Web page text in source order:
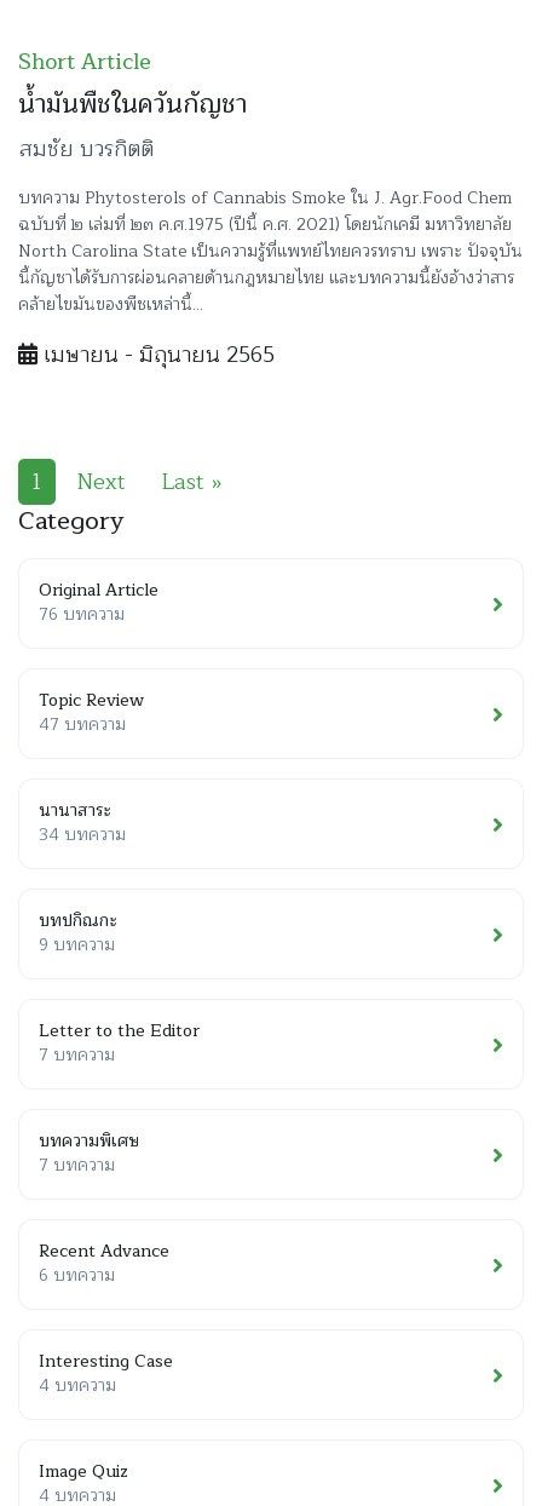
Short Article
น้ำมันพืชในควันกัญชา
สมชัย บวรกิตติ
บทความ Phytosterols of Cannabis Smoke ใน J. Agr.Food Chem
ฉบับที่ ๒ เล่มที่ ๒๓ ค.ศ.1975 (ปีนี้ ค.ศ. 2021) โดยนักเคมี มหาวิทยาลัย
North Carolina State เป็นความรู้ที่แพทย์ไทยควรทราบ เพราะ ปัจจุบัน
นี้กัญชาได้รับการผ่อนคลายด้านกฎหมายไทย และบทความนี้ยังอ้างว่าสาร
คล้ายไขมันของพืชเหล่านี้...
เมษายน - มิถุนายน 2565
1 Next Last »
Category
Original Article
76 บทความ
Topic Review
47 บทความ
นานาสาระ
34 บทความ
บทปกิณกะ
9 บทความ
Letter to the Editor
7 บทความ
บทความพิเศษ
7 บทความ
Recent Advance
6 บทความ
Interesting Case
4 บทความ
Image Quiz
4 บทความ